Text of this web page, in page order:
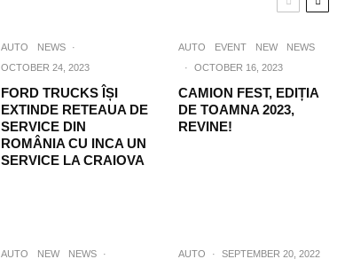
AUTO NEWS
·
OCTOBER 24, 2023
FORD TRUCKS ÎȘI
EXTINDE RETEAUA DE
SERVICE DIN
ROMÂNIA CU INCA UN
SERVICE LA CRAIOVA
AUTO EVENT NEW
NEWS
·
OCTOBER 16, 2023
CAMION FEST, EDIȚIA
DE TOAMNA 2023,
REVINE!
AUTO NEW NEWS
·
AUTO · SEPTEMBER 20, 2022